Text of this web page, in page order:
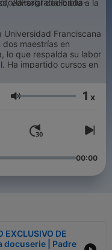
editorial dedicada a la
Universidad Franciscana
maestrías en
lo que respalda su labor
Ha impartido cursos en
y espiritual de fieles de
la-sagrada-biblia-
Volumen 1 x
00:00
EXCLUSIVO DE
docuserie | Padre